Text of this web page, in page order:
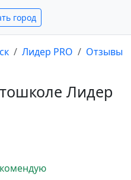
город
Лидер PRO
Отзывы
Лидер